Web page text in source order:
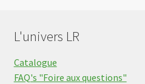
L'univers LR
Catalogue
FAQ's "Foire aux questions"